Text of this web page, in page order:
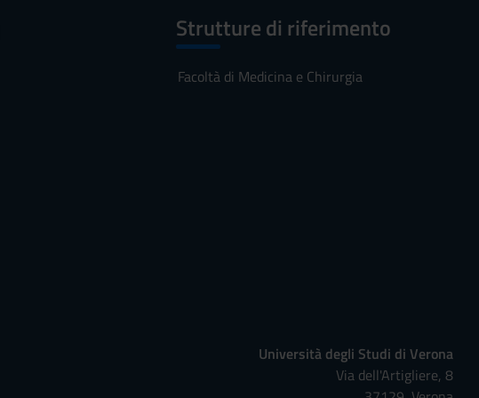
Strutture di riferimento
Facoltà di Medicina e Chirurgia
Università degli Studi di Verona
Via dell'Artigliere, 8